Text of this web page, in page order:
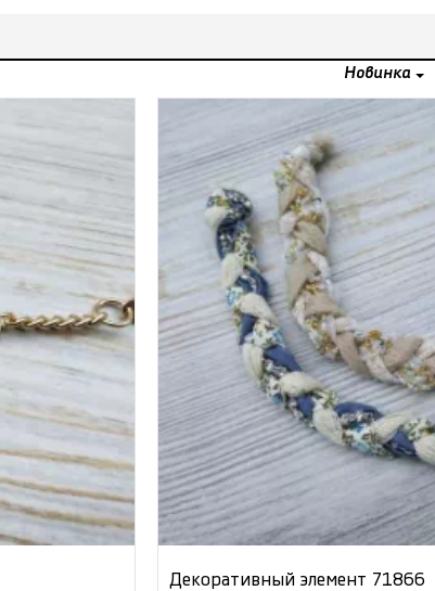
Новинка
Декоративный элемент 71866